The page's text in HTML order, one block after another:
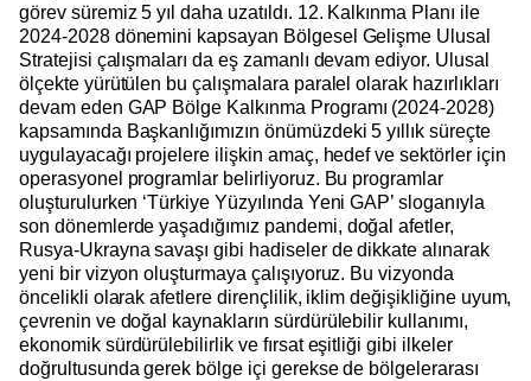
görev süremiz 5 yıl daha uzatıldı. 12. Kalkınma Planı ile
2024-2028 dönemini kapsayan Bölgesel Gelişme Ulusal
Stratejisi çalışmaları da eş zamanlı devam ediyor. Ulusal
ölçekte yürütülen bu çalışmalara paralel olarak hazırlıkları
devam eden GAP Bölge Kalkınma Programı (2024-2028)
kapsamında Başkanlığımızın önümüzdeki 5 yıllık süreçte
uygulayacağı projelere ilişkin amaç, hedef ve sektörler için
operasyonel programlar belirliyoruz. Bu programlar
oluşturulurken ‘Türkiye Yüzyılında Yeni GAP’ sloganıyla
son dönemlerde yaşadığımız pandemi, doğal afetler,
Rusya-Ukrayna savaşı gibi hadiseler de dikkate alınarak
yeni bir vizyon oluşturmaya çalışıyoruz. Bu vizyonda
öncelikli olarak afetlere dirençlilik, iklim değişikliğine uyum,
çevrenin ve doğal kaynakların sürdürülebilir kullanımı,
ekonomik sürdürülebilirlik ve fırsat eşitliği gibi ilkeler
doğrultusunda gerek bölge içi gerekse de bölgelerarası